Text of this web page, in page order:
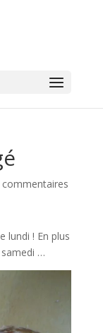
commentaires
lundi ! En plus
samedi …